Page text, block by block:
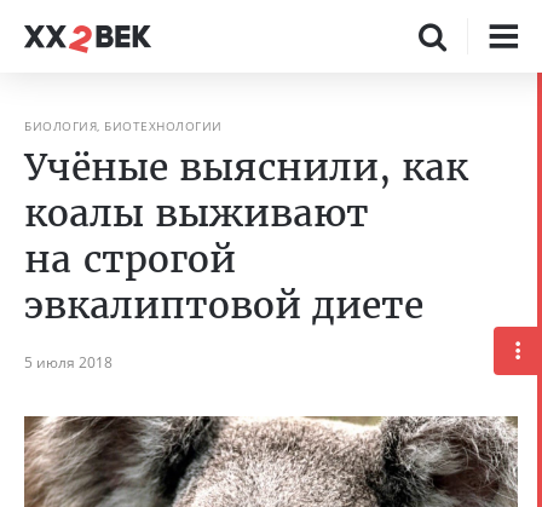
БИОЛОГИЯ, БИОТЕХНОЛОГИИ
Учёные выяснили, как
коалы выживают
на строгой
эвкалиптовой диете
5 июля 2018